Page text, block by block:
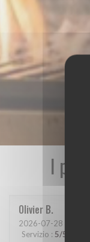
I
Olivier B
2026-07-28 -
Servizio : 5/5